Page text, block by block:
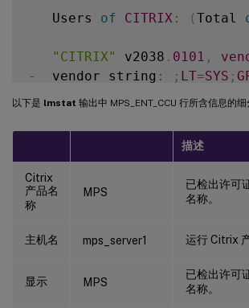
   Users
of CITRIX : (Total
"CITRIX" v2038 . 0101 ,
-
  vendor_string
: ; LT=SYS ;
floating license
XDT DDCPrinc-0001.citrix
Users
Users
"XDT_PLT_CCS" v2018. 1201
Retail;
floating license
以下是 lmstat 输出中 MPS_ENT_CCU 行所含信息的细
描述
Citrix
产品名
称
MPS
已检出许可
名称。
主机名 mps_server1 运行 Citrix
显示 MPS
已检出许可
名称。